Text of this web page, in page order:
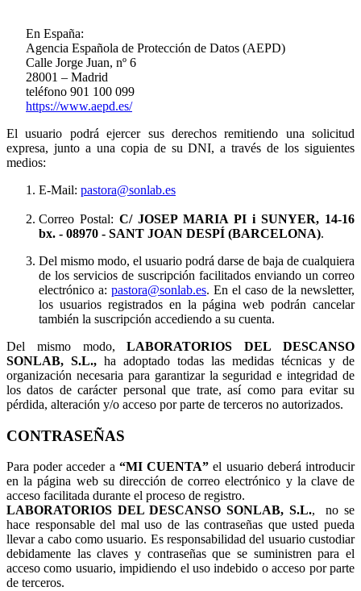
En España:
Agencia Española de Protección de Datos (AEPD)
Calle Jorge Juan, nº 6
28001 – Madrid
teléfono 901 100 099
https://www.aepd.es/
El usuario podrá ejercer sus derechos remitiendo una solicitud
expresa, junto a una copia de su DNI, a través de los siguientes
medios:
E-Mail: pastora@sonlab.es
Correo Postal: C/ JOSEP MARIA PI i SUNYER, 14-16
bx. - 08970 - SANT JOAN DESPÍ (BARCELONA).
Del mismo modo, el usuario podrá darse de baja de cualquiera
de los servicios de suscripción facilitados enviando un correo
electrónico a: pastora@sonlab.es. En el caso de la newsletter,
los usuarios registrados en la página web podrán cancelar
también la suscripción accediendo a su cuenta.
Del mismo modo,LABORATORIOS DEL DESCANSO
SONLAB, S.L., ha adoptado todas las medidas técnicas y de
organización necesaria para garantizar la seguridad e integridad de
los datos de carácter personal que trate, así como para evitar su
pérdida, alteración y/o acceso por parte de terceros no autorizados.
CONTRASEÑAS
Para poder acceder a “MI CUENTA” el usuario deberá introducir
en la página web su dirección de correo electrónico y la clave de
acceso facilitada durante el proceso de registro.
LABORATORIOS DEL DESCANSO SONLAB, S.L., no se
hace responsable del mal uso de las contraseñas que usted pueda
llevar a cabo como usuario. Es responsabilidad del usuario custodiar
debidamente las claves y contraseñas que se suministren para el
acceso como usuario, impidiendo el uso indebido o acceso por parte
de terceros.